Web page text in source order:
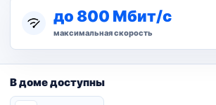
до 800 Мбит/с
максимальная скорость
В доме доступны